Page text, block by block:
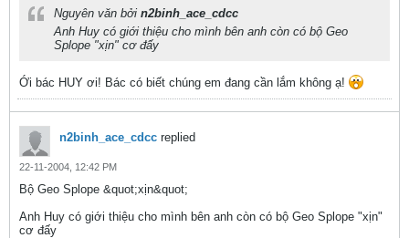
Nguyên văn bởi n2binh_ace_cdcc
Anh Huy có giới thiệu cho mình bên anh còn có bộ Geo
Splope "xịn" cơ đấy
Ới bác HUY ơi! Bác có biết chúng em đang cần lắm không ạ!
n2binh_ace_cdcc replied
22-11-2004, 12:42 PM
Bộ Geo Splope &quot;xịn&quot;
Anh Huy có giới thiệu cho mình bên anh còn có bộ Geo Splope "xịn"
cơ đấy